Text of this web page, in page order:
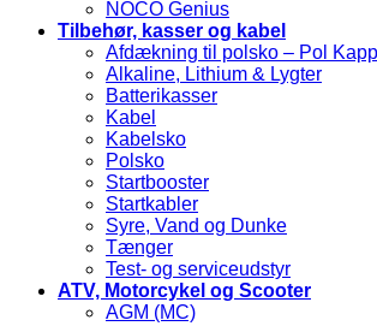
NOCO Genius
Tilbehør, kasser og kabel
Afdækning til polsko – Pol
Alkaline, Lithium & Lygter
Batterikasser
Kabel
Kabelsko
Polsko
Startbooster
Startkabler
Syre, Vand og Dunke
Tænger
Test- og serviceudstyr
ATV, Motorcykel og Scooter
AGM (MC)